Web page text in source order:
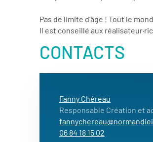
Pas de limite d’âge ! Tout le
Il est conseillé aux
CONTACTS
Fanny Chéreau
Responsable Création et
06 84 18 15 02